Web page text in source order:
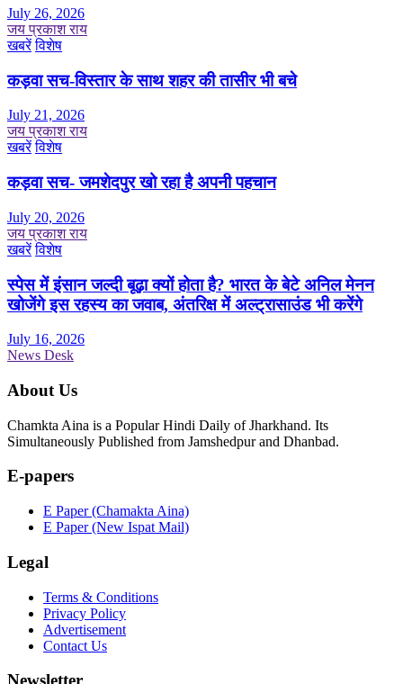
July 26, 2026
जय प्रकाश राय
खबरें विशेष
कड़वा सच-विस्तार के साथ शहर की तासीर भी बचे
July 21, 2026
जय प्रकाश राय
खबरें विशेष
कड़वा सच- जमशेदपुर खो रहा है अपनी पहचान
July 20, 2026
जय प्रकाश राय
खबरें विशेष
स्पेस में इंसान जल्दी बूढ़ा क्यों होता है? भारत के बेटे अनिल मेनन
खोजेंगे इस रहस्य का जवाब, अंतरिक्ष में अल्ट्रासाउंड भी करेंगे
July 16, 2026
News Desk
About Us
Chamkta Aina is a Popular Hindi Daily of Jharkhand. Its
Simultaneously Published from Jamshedpur and Dhanbad.
E-papers
E Paper (Chamakta Aina)
E Paper (New Ispat Mail)
Legal
Terms & Conditions
Privacy Policy
Advertisement
Contact Us
Newsletter